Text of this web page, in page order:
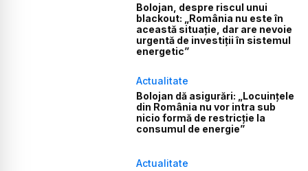
Bolojan, despre riscul unui
blackout: „România nu este în
această situație, dar are nevoie
urgentă de investiții în sistemul
energetic”
Actualitate
Bolojan dă asigurări: „Locuințele
din România nu vor intra sub
nicio formă de restricție la
consumul de energie”
Actualitate